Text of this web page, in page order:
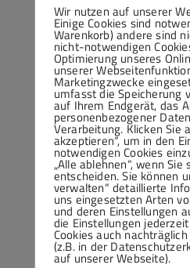
Wir nutzen auf unserer
Einige Cookies sind
Warenkorb) andere sind
nicht-notwendigen
Optimierung unseres
unserer
Marketingzwecke
umfasst die Speicherung
auf Ihrem Endgerät, das
personenbezogener
Verarbeitung. Klicken Sie
akzeptieren“, um in den
notwendigen Cookies
„Alle ablehnen“, wenn Sie
entscheiden. Sie können
verwalten“ detaillierte
uns eingesetzten Arten
und deren Einstellungen
die Einstellungen
Cookies auch
(z.B. in der
auf unserer Webseite).